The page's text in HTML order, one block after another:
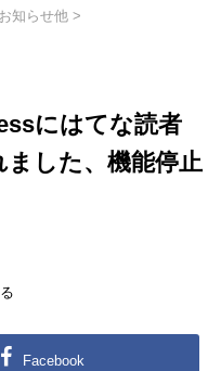
知らせ他 >
にはてな読者
した、機能停止
Facebook